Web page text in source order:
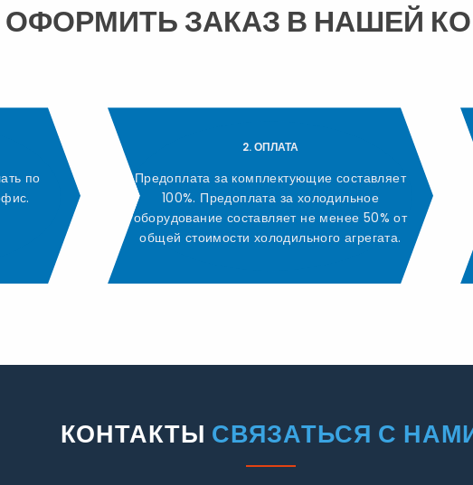
ОФОРМИТЬ ЗАКАЗ В НАШЕЙ
по
2. ОПЛАТА
Предоплата за комплектующие составляет
100%. Предоплата за холодильное
оборудование составляет не менее 50% от
общей стоимости холодильного агрегата.
КОНТАКТЫ СВЯЗАТЬСЯ С